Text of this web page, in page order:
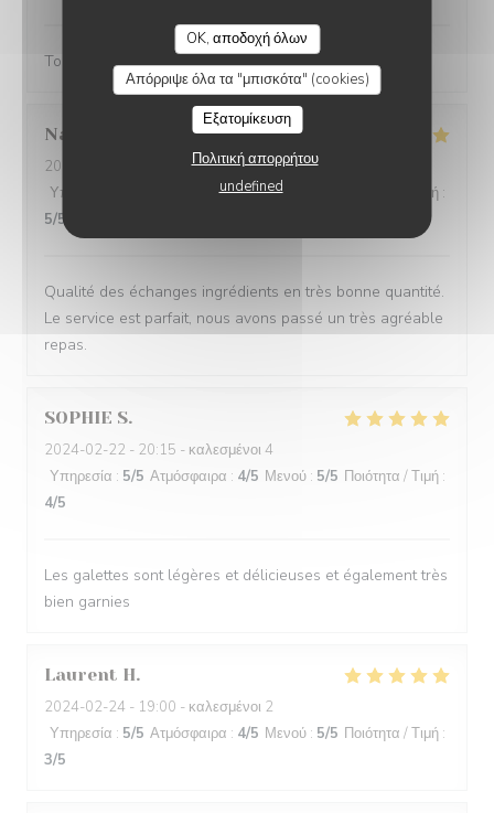
OK, αποδοχή όλων
Απόρριψε όλα τα "μπισκότα" (cookies)
Εξατομίκευση
Πολιτική απορρήτου
undefined
Toujours aussi bonnes galettes et accueil au top!
Nathalie
2024-02-25
- 12:45 - καλεσμένοι 6
Υπηρεσία
Ατμόσφαιρα:5/5 Μενού Ποιότητα / Τιμή :
5/5
Qualité des échanges ingrédients en très bonne quantité.
Le service est parfait, nous avons passé un très agréable
repas.
SOPHIE S
2024-02-22 - 20:15 - καλεσμένοι 4
Υπηρεσία : 5/5 Ατμόσφαιρα : 4/5 Μενού : 5/5 Ποιότητα / Τιμή :
4/5
Les galettes sont légères et délicieuses et également très
bien garnies
Laurent H
2024-02-24 - 19:00 - καλεσμένοι 2
Υπηρεσία : 5/5 Ατμόσφαιρα : 4/5 Μενού : 5/5 Ποιότητα / Τιμή :
3/5